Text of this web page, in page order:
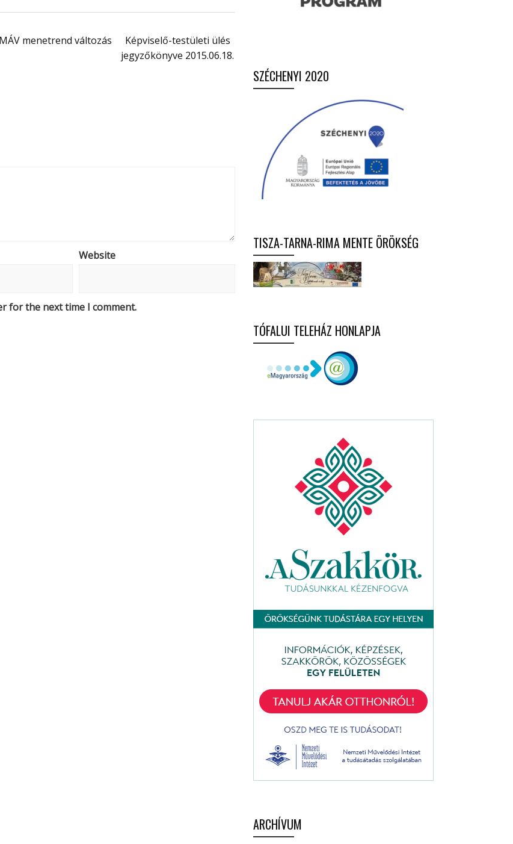
MÁV menetrend változás
Képviselő-testületi ülés
jegyzőkönyve 2015.06.18.
Website
for the next time I comment.
SZÉCHENYI 2020
TISZA-TARNA-RIMA MENTE ÖRÖKSÉG
TÓFALUI TELEHÁZ HONLAPJA
ARCHÍVUM